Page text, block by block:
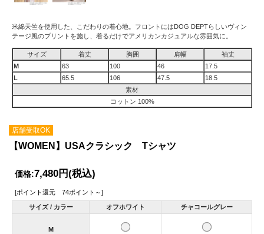
米綿天竺を使用した、こだわりの着心地。フロントにはDOG DEPTらしいヴィン
テージ風のプリントを施し、着るだけでアメリカンカジュアルな雰囲気に。
サイズ 着丈 胸囲 肩幅
袖丈
M
63 100 46
17.5
L
65.5 106 47.5
18.5
素材
コットン 100%
店舗受取OK
【WOMEN】USAクラシック Tシャツ
価格:7,480円(税込)
[ポイント還元 74ポイント～]
サイズ / カラー オフホワイト チャコールグレー
M